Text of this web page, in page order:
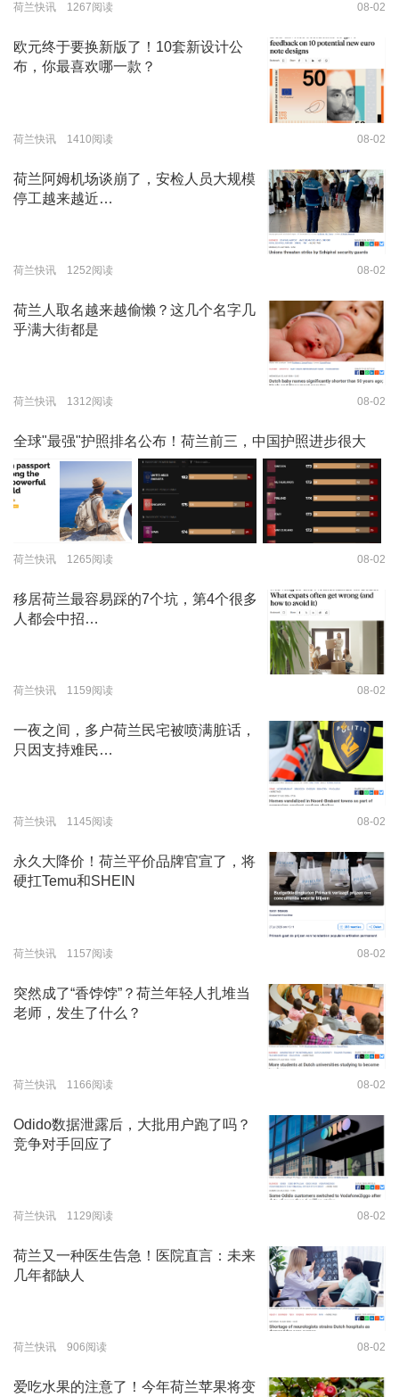
荷兰快讯 1267阅读 08-02
欧元终于要换新版了！10套新设计公
布，你最喜欢哪一款？
荷兰快讯 1410阅读 08-02
荷兰阿姆机场谈崩了，安检人员大规模
停工越来越近…
荷兰快讯 1252阅读 08-02
荷兰人取名越来越偷懒？这几个名字几
乎满大街都是
荷兰快讯 1312阅读 08-02
全球"最强"护照排名公布！荷兰前三，中国护照进步很大
荷兰快讯 1265阅读 08-02
移居荷兰最容易踩的7个坑，第4个很多
人都会中招…
荷兰快讯 1159阅读 08-02
一夜之间，多户荷兰民宅被喷满脏话，
只因支持难民…
荷兰快讯 1145阅读 08-02
永久大降价！荷兰平价品牌官宣了，将
硬扛Temu和SHEIN
荷兰快讯 1157阅读 08-02
突然成了“香饽饽”？荷兰年轻人扎堆当
老师，发生了什么？
荷兰快讯 1166阅读 08-02
Odido数据泄露后，大批用户跑了吗？
竞争对手回应了
荷兰快讯 1129阅读 08-02
荷兰又一种医生告急！医院直言：未来
几年都缺人
荷兰快讯 906阅读 08-02
爱吃水果的注意了！今年荷兰苹果将变